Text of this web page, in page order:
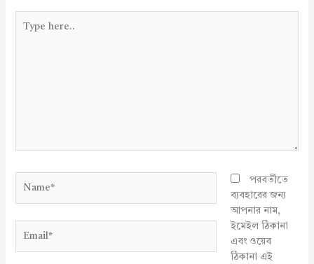
here..
পরবর্তীতে
ব্যবহারের জন্য
আপনার নাম,
ইমেইল ঠিকানা
এবং ওয়েব
ঠিকানা এই